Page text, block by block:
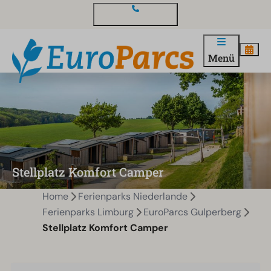
Menü
Stellplatz Komfort Camper
Home
Ferienparks Niederlande
Ferienparks Limburg
EuroParcs Gulperberg
Stellplatz Komfort Camper